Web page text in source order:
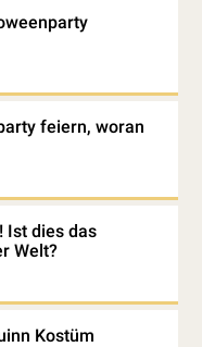
feiern, woran
Ist dies das
Welt?
Kostüm